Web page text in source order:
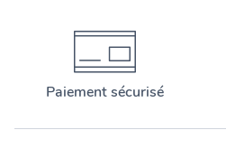
Paiement sécurisé